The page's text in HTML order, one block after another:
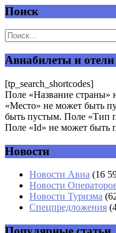
Добавить
Ваш адрес email не будет
Имя *
Email*
Поиск
Авиабилеты и отели
[tp_search_shortcodes]
Поле «Название
«Место» не может быть
быть пустым. Поле «Тип
Поле «Id» не может быть
Новости
Новости Авиа (16
Новости
Новости Туризма
Спецпредложения